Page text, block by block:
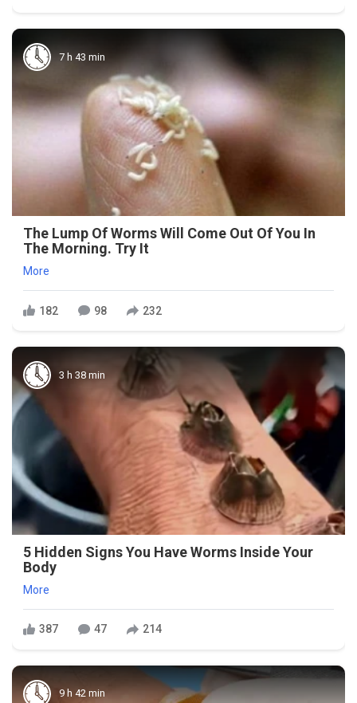
7 h 43 min
The Lump Of Worms Will Come Out Of You In
The Morning. Try It
More
182 98 232
3 h 38 min
5 Hidden Signs You Have Worms Inside Your
Body
More
387 47 214
9 h 42 min